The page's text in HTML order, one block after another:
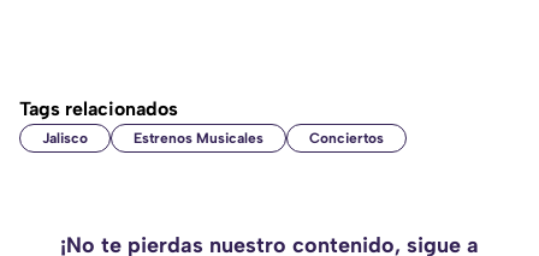
Tags relacionados
Jalisco Estrenos Musicales Conciertos
¡No te pierdas nuestro contenido, sigue a